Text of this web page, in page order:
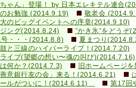
ちゃん」登場！ by 日本エレキテル連合
お勉強 (2014.9.19)
敬老会
のビッグイベントへの序章(2014.9.10)
ング(2014.8.24)
”かき氷”をどうぞ
・・・(2014.8.8)
夏まつり
と三線のハイパーライブ！(2014.7.20)
イブ(望郷の想い〜魂の叫び)(2014.7.16)
何か？(2014.7.3)
旧ホームページ
善意銀行友の会」来る！(2014.6.21)
ルがついに！(2014.6.11)
第17回